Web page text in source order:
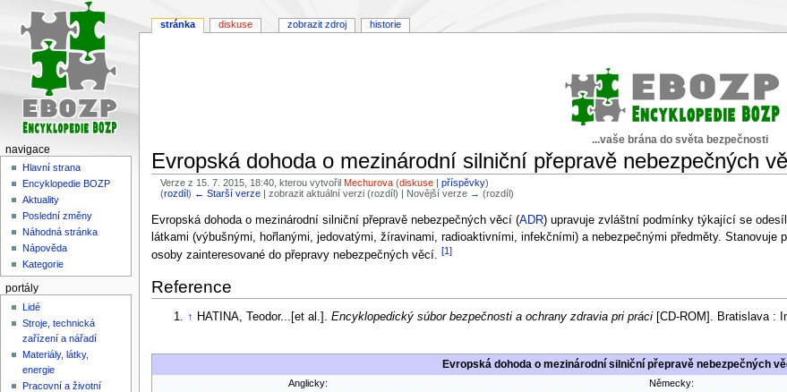
...vaše brána do světa bezpečnosti
Evropská dohoda o mezinárodní silniční přepravě nebezpečných
Verze z 15. 7. 2015, 18:40, kterou vytvořilMechurova (diskuse |příspěvky)
(rozdíl) ← Starší verze | zobrazit aktuální verzi (rozdíl) | Novější verze → (rozdíl)
Skočit
na
navigaci
Skočit
na
vyhledávání
Evropská dohoda o mezinárodní silniční přepravě nebezpečných věcí (ADR) upravuje zvláštní podmínky týkající se
látkami (výbušnými, hořlanými, jedovatými, žíravinami, radioaktivními, infekčními) a nebezpečnými předměty.
osoby zainteresované do přepravy nebezpečných věcí.
[1]
Reference
↑ HATINA, Teodor...[et al.].Encyklopedický súbor bezpečnosti a ochrany zdravia pri práci [CD-ROM]. Bratislava :
Evropská dohoda o mezinárodní silniční přepravě nebezpečných
Anglicky: Německy:
stránka diskuse zobrazit zdroj historie
navigace
Hlavní strana
Encyklopedie BOZP
Aktuality
Poslední změny
Náhodná stránka
Nápověda
Kategorie
portály
Lidé
Stroje, technická
zařízení a nářadí
Materiály, látky,
energie
Pracovní a životní